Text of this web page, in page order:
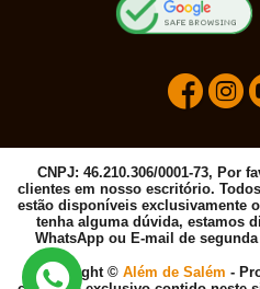
CNPJ: 46.210.306/0001-73, Por
clientes em nosso escritório.
estão disponíveis exclusivamente
tenha alguma dúvida, estamos
WhatsApp ou E-mail de
Copyright © Além de Salém -